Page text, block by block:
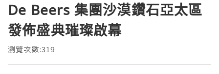
De Beers 集團沙漠鑽石亞太區
發佈盛典璀璨啟幕
瀏覽次數:319